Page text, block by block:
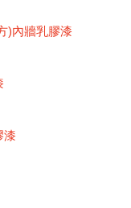
)內牆乳膠漆
漆